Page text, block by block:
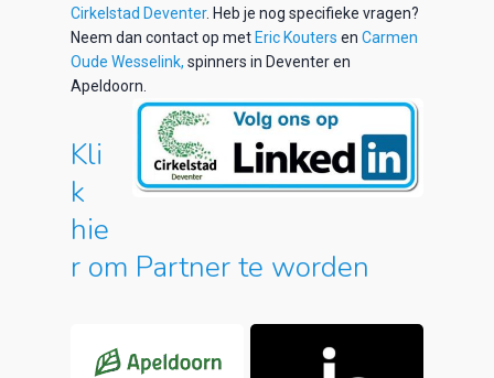
Cirkelstad Deventer. Heb je nog specifieke vragen?
Neem dan contact op met Eric KoutersenCarmen
Oude Wesselink, spinners in Deventer en
Apeldoorn.
Kli
k
hie
r om Partner te worden